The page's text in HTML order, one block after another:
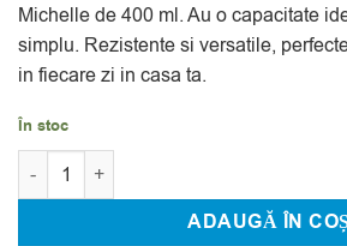
Michelle de 400 ml. Au o capacitate
simplu. Rezistente si versatile,
in fiecare zi in casa ta.
În stoc
Cantitate Set 6 Pahare Apa Bohemia
ADAUGĂ ÎN